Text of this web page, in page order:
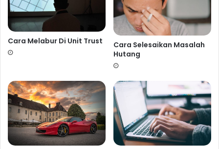
Cara Melabur Di Unit Trust
Cara Selesaikan Masalah
Hutang